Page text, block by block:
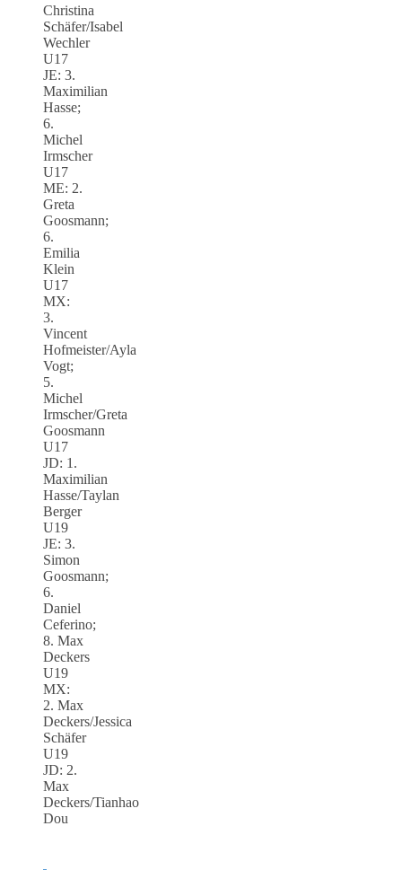
Christina
Schäfer/Isabel
Wechler
U17
JE: 3.
Maximilian
Hasse;
6.
Michel
Irmscher
U17
ME: 2.
Greta
Goosmann;
6.
Emilia
Klein
U17
MX:
3.
Vincent
Hofmeister/Ayla
Vogt;
5.
Michel
Irmscher/Greta
Goosmann
U17
JD: 1.
Maximilian
Hasse/Taylan
Berger
U19
JE: 3.
Simon
Goosmann;
6.
Daniel
Ceferino;
8. Max
Deckers
U19
MX:
2. Max
Deckers/Jessica
Schäfer
U19
JD: 2.
Max
Deckers/Tianhao
Dou